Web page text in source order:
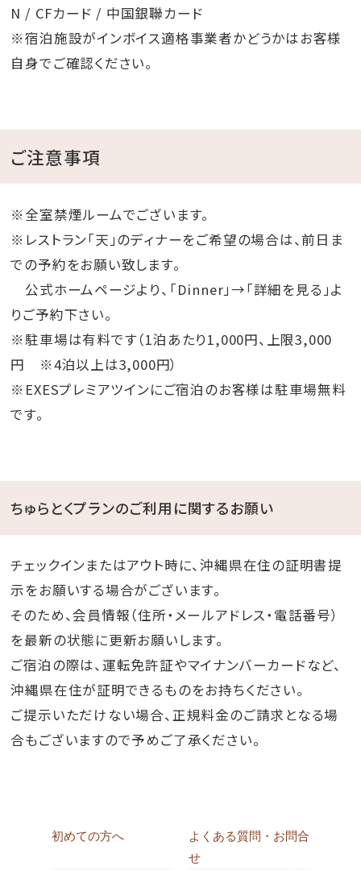
N / CFカード / 中国銀聯カード
※宿泊施設がインボイス適格事業者かどうかはお客様
自身でご確認ください。
ご注意事項
※全室禁煙ルームでございます。
※レストラン「天」のディナーをご希望の場合は、前日ま
での予約をお願い致します。
公式ホームページより、「Dinner」→「詳細を見る」よ
りご予約下さい。
※駐車場は有料です（1泊あたり1,000円、上限3,000
円 ※4泊以上は3,000円）
※EXESプレミアツインにご宿泊のお客様は駐車場無料
です。
ちゅらとくプランのご利用に関するお願い
チェックインまたはアウト時に、沖縄県在住の証明書提
示をお願いする場合がございます。
そのため、会員情報（住所・メールアドレス・電話番号）
を最新の状態に更新お願いします。
ご宿泊の際は、運転免許証やマイナンバーカードなど、
沖縄県在住が証明できるものをお持ちください。
ご提示いただけない場合、正規料金のご請求となる場
合もございますので予めご了承ください。
初めての方へ
よくある質問・お問合
せ